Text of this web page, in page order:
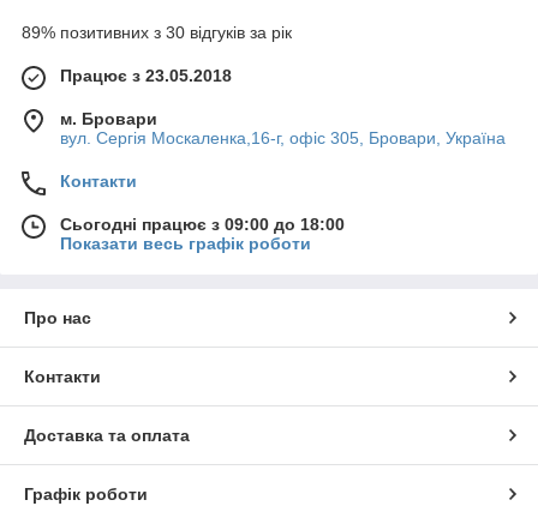
89% позитивних з 30 відгуків за рік
Працює з 23.05.2018
м. Бровари
вул. Сергія Москаленка,16-г, офіс 305, Бровари, Україна
Контакти
Сьогодні працює з 09:00 до 18:00
Показати весь графік роботи
Про нас
Контакти
Доставка та оплата
Графік роботи